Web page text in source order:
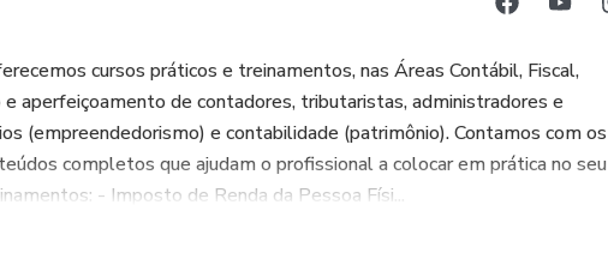
cursos práticos e treinamentos, nas Áreas Contábil, Fiscal,
e aperfeiçoamento de contadores, tributaristas, administradores e
(empreendedorismo) e contabilidade (patrimônio). Contamos com os
completos que ajudam o profissional a colocar em prática no seu
- Imposto de Renda da Pessoa Físi...